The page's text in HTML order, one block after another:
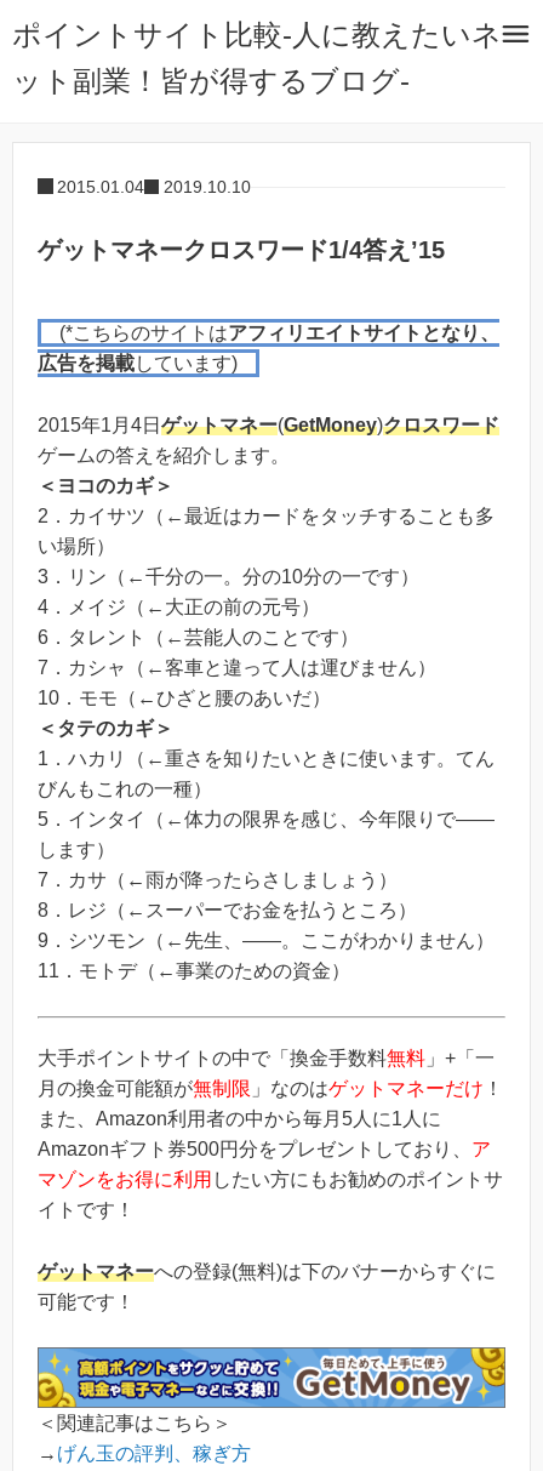
ポイントサイト比較-人に教えたいネ
ット副業！皆が得するブログ-
2015.01.04 2019.10.10
ゲットマネークロスワード1/4答え’15
(*こちらのサイトはアフィリエイトサイトとなり、
広告を掲載しています)
2015年1月4日 ゲットマネー(GetMoney)クロスワード
ゲームの答えを紹介します。
＜ヨコのカギ＞
2．カイサツ（←最近はカードをタッチすることも多
い場所）
3．リン（←千分の一。分の10分の一です）
4．メイジ（←大正の前の元号）
6．タレント（←芸能人のことです）
7．カシャ（←客車と違って人は運びません）
10．モモ（←ひざと腰のあいだ）
＜タテのカギ＞
1．ハカリ（←重さを知りたいときに使います。てん
びんもこれの一種）
5．インタイ（←体力の限界を感じ、今年限りで――
します）
7．カサ（←雨が降ったらさしましょう）
8．レジ（←スーパーでお金を払うところ）
9．シツモン（←先生、――。ここがわかりません）
11．モトデ（←事業のための資金）
大手ポイントサイトの中で「換金手数料無料 」+「一
月の換金可能額が無制限 」なのはゲットマネーだけ ！
また、Amazon利用者の中から毎月5人に1人に
Amazonギフト券500円分をプレゼントしており、 ア
マゾンをお得に利用 したい方にもお勧めのポイントサ
イトです！
ゲットマネーへの登録(無料)は下のバナーからすぐに
可能です！
＜関連記事はこちら＞
→ げん玉の評判、稼ぎ方